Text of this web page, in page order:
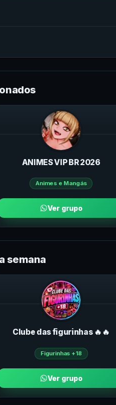
ANIMES VIP BR 2026
Animes e Mangás
Ver grupo
semana
Clube das figurinhas 🔥🔥
Figurinhas +18
Ver grupo